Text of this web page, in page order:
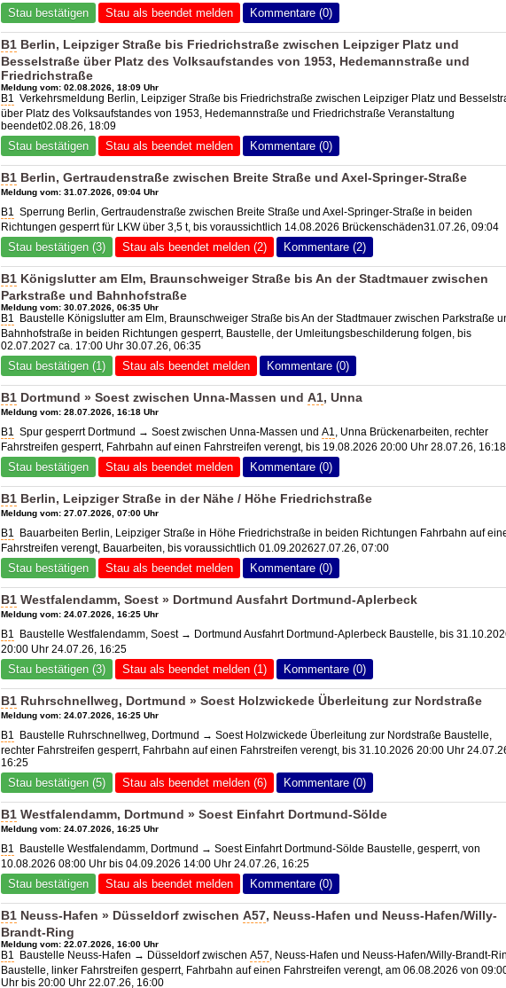
Stau bestätigen Stau als beendet melden Kommentare (0)
B1 Berlin, Leipziger Straße bis Friedrichstraße zwischen Leipziger Platz und
Besselstraße über Platz des Volksaufstandes von 1953, Hedemannstraße und
Friedrichstraße
Meldung vom: 02.08.2026, 18:09 Uhr
B1 Verkehrsmeldung Berlin, Leipziger Straße bis Friedrichstraße zwischen Leipziger Platz und
über Platz des Volksaufstandes von 1953, Hedemannstraße und Friedrichstraße Veranstaltung
beendet02.08.26, 18:09
Stau bestätigen Stau als beendet melden Kommentare (0)
B1 Berlin, Gertraudenstraße zwischen Breite Straße und Axel-Springer-Straße
Meldung vom: 31.07.2026, 09:04 Uhr
B1 Sperrung Berlin, Gertraudenstraße zwischen Breite Straße und Axel-Springer-Straße in beiden
Richtungen gesperrt für LKW über 3,5 t, bis voraussichtlich 14.08.2026 Brückenschäden31.07.26, 09:04
Stau bestätigen (3) Stau als beendet melden (2) Kommentare (2)
B1 Königslutter am Elm, Braunschweiger Straße bis An der Stadtmauer zwischen
Parkstraße und Bahnhofstraße
Meldung vom: 30.07.2026, 06:35 Uhr
B1 Baustelle Königslutter am Elm, Braunschweiger Straße bis An der Stadtmauer zwischen Parkstraße
Bahnhofstraße in beiden Richtungen gesperrt, Baustelle, der Umleitungsbeschilderung folgen, bis
02.07.2027 ca. 17:00 Uhr 30.07.26, 06:35
Stau bestätigen (1) Stau als beendet melden Kommentare (0)
B1 Dortmund » Soest zwischen Unna-Massen und A1, Unna
Meldung vom: 28.07.2026, 16:18 Uhr
B1 Spur gesperrt Dortmund → Soest zwischen Unna-Massen und A1, Unna Brückenarbeiten, rechter
Fahrstreifen gesperrt, Fahrbahn auf einen Fahrstreifen verengt, bis 19.08.2026 20:00 Uhr 28.07.26, 16:18
Stau bestätigen Stau als beendet melden Kommentare (0)
B1 Berlin, Leipziger Straße in der Nähe / Höhe Friedrichstraße
Meldung vom: 27.07.2026, 07:00 Uhr
B1 Bauarbeiten Berlin, Leipziger Straße in Höhe Friedrichstraße in beiden Richtungen Fahrbahn auf
Fahrstreifen verengt, Bauarbeiten, bis voraussichtlich 01.09.202627.07.26, 07:00
Stau bestätigen Stau als beendet melden Kommentare (0)
B1 Westfalendamm, Soest » Dortmund Ausfahrt Dortmund-Aplerbeck
Meldung vom: 24.07.2026, 16:25 Uhr
B1 Baustelle Westfalendamm, Soest → Dortmund Ausfahrt Dortmund-Aplerbeck Baustelle, bis
20:00 Uhr 24.07.26, 16:25
Stau bestätigen (3) Stau als beendet melden (1) Kommentare (0)
B1 Ruhrschnellweg, Dortmund » Soest Holzwickede Überleitung zur Nordstraße
Meldung vom: 24.07.2026, 16:25 Uhr
B1 Baustelle Ruhrschnellweg, Dortmund → Soest Holzwickede Überleitung zur Nordstraße Baustelle,
rechter Fahrstreifen gesperrt, Fahrbahn auf einen Fahrstreifen verengt, bis 31.10.2026 20:00 Uhr
16:25
Stau bestätigen (5) Stau als beendet melden (6) Kommentare (0)
B1 Westfalendamm, Dortmund » Soest Einfahrt Dortmund-Sölde
Meldung vom: 24.07.2026, 16:25 Uhr
B1 Baustelle Westfalendamm, Dortmund → Soest Einfahrt Dortmund-Sölde Baustelle, gesperrt, von
10.08.2026 08:00 Uhr bis 04.09.2026 14:00 Uhr 24.07.26, 16:25
Stau bestätigen Stau als beendet melden Kommentare (0)
B1 Neuss-Hafen » Düsseldorf zwischen A57, Neuss-Hafen und Neuss-Hafen/Willy-
Brandt-Ring
Meldung vom: 22.07.2026, 16:00 Uhr
B1 Baustelle Neuss-Hafen → Düsseldorf zwischen A57, Neuss-Hafen und Neuss-Hafen/Willy-Brandt-
Baustelle, linker Fahrstreifen gesperrt, Fahrbahn auf einen Fahrstreifen verengt, am 06.08.2026 von
Uhr bis 20:00 Uhr 22.07.26, 16:00